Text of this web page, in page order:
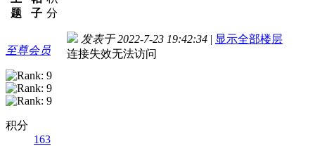
题
子 分
至尊会员
积分
163
发表于 2022-7-23 19:42:34 | 显示全部楼层
连接失效无法访问